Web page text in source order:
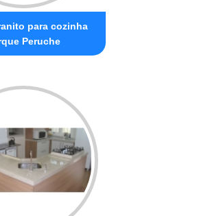
para cozinha
Peruche